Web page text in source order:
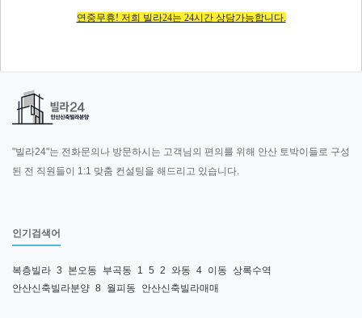
연중무휴! 저희 빌라24는 24시간 상담가능합니다.
"빌라24"는 전화문의나 방문하시는 고객님의 편의를 위해 안산 토박이들로 구성
된 전 직원들이 1:1 맞춤 컨설팅을 해드리고 있습니다.
인기검색어
복층빌라 3 본오동 부곡동 1 5 2 와동 4 이동 상록수역
안산신축빌라분양 8 월피동 안산신축빌라매매